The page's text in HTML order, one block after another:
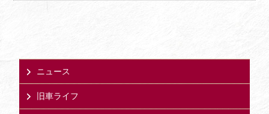
ニュース
旧車ライフ